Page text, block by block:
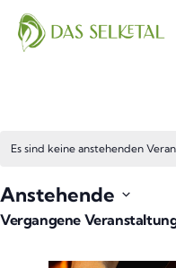
Es sind keine anstehenden
Anstehende
Datum
Vergangene